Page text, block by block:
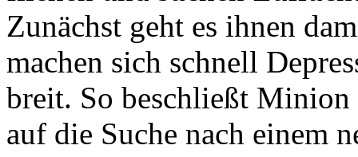
Zunächst geht es ihnen
machen sich schnell
breit. So beschließt
auf die Suche nach einem